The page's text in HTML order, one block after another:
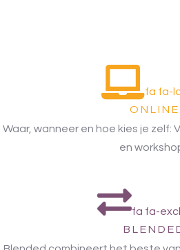
fa fa-
ONLINE
Waar, wanneer en hoe kies je zelf:
en
fa fa-